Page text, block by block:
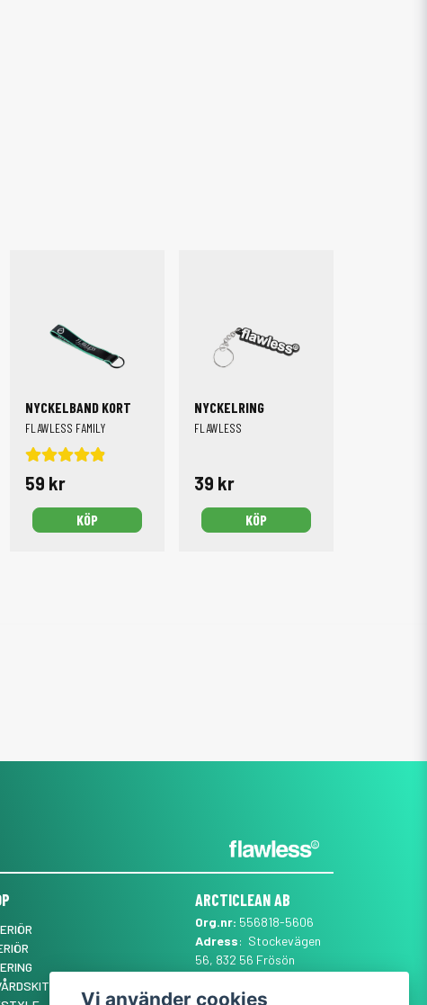
NYCKELBAND KORT
FLAWLESS FAMILY
59 kr
KÖP
NYCKELRING
FLAWLESS
39 kr
KÖP
✨
ARCTICLEAN AB
Org.nr: 556818-5606
Adress: Stockevägen
56, 832 56 Frösön
Telefon:0101889555
Vi använder cookies